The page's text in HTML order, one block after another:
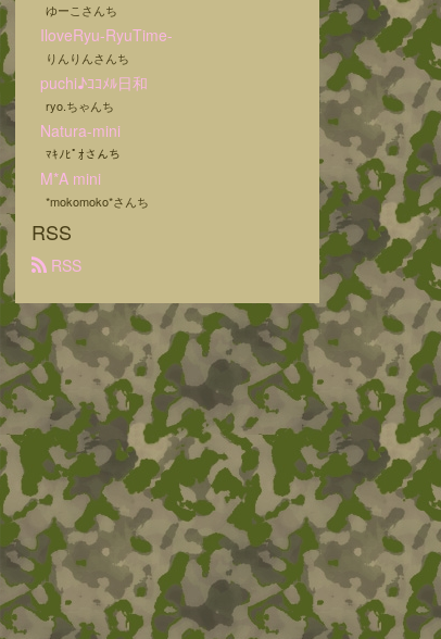
ゆーこさんち
IloveRyu-RyuTime-
りんりんさんち
puchi♪ｺｺﾒﾙ日和
ryo.ちゃんち
Natura-mini
ﾏｷﾉﾋﾟｵさんち
M*A mini
*mokomoko*さんち
RSS
RSS